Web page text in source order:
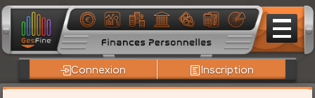
Connexion Inscription